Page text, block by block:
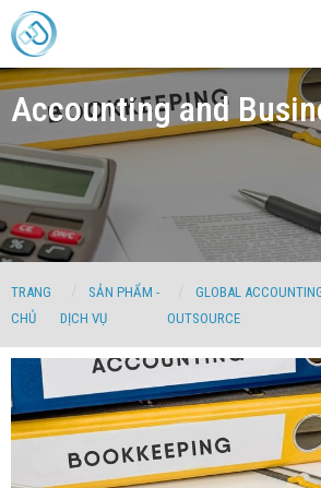
Accounting and
TRANG
CHỦ
SẢN PHẨM -
DỊCH VỤ
GLOBAL
OUTSOURCE